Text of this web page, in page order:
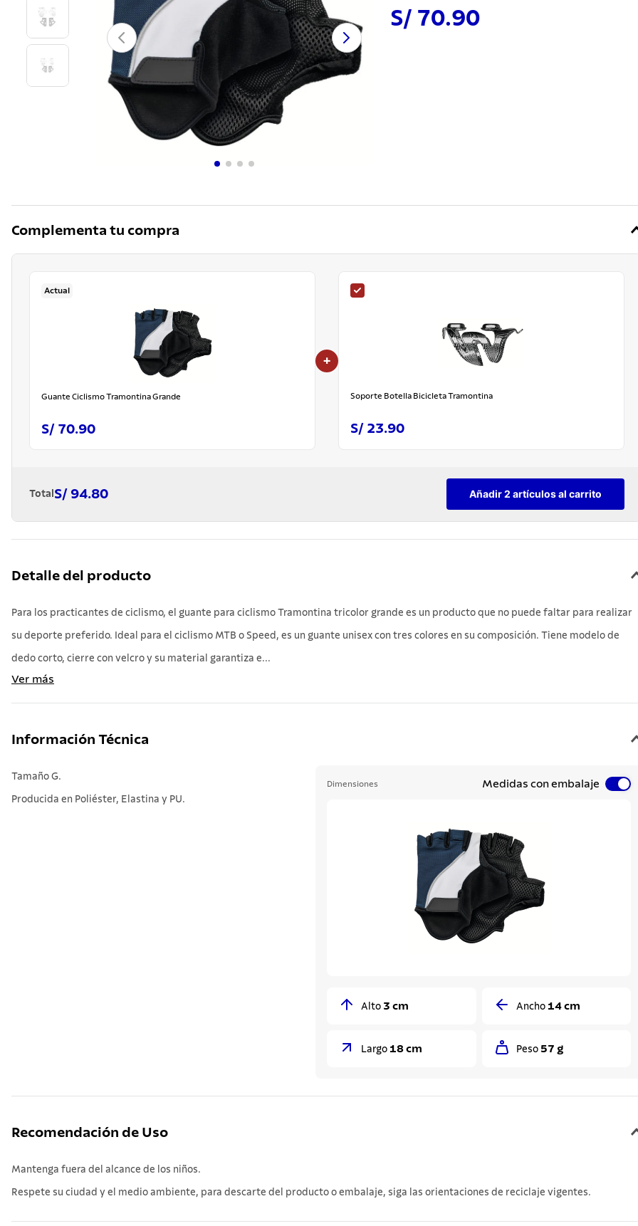
S/ 70.90
Complementa tu compra
Actual
Guante Ciclismo Tramontina Grande
S/ 70.90
+
Soporte Botella Bicicleta Tramontina
S/ 23.90
Total S/ 94.80 Añadir 2 artículos al carrito
Detalle del producto
Para los practicantes de ciclismo, el guante para ciclismo Tramontina tricolor grande es un producto que no puede faltar para realizar
su deporte preferido. Ideal para el ciclismo MTB o Speed, es un guante unisex con tres colores en su composición. Tiene modelo de
dedo corto, cierre con velcro y su material garantiza e...
Ver más
Información Técnica
Tamaño G.
Producida en Poliéster, Elastina y PU.
Dimensiones Medidas con embalaje
Alto 3 cm Ancho 14 cm
Largo 18 cm Peso 57 g
Recomendación de Uso
Mantenga fuera del alcance de los niños.
Respete su ciudad y el medio ambiente, para descarte del producto o embalaje, siga las orientaciones de reciclaje vigentes.
grano